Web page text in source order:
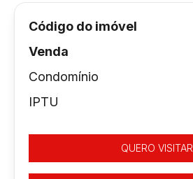
Código do imóvel
Venda
Condomínio
IPTU
QUERO VISITAR